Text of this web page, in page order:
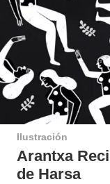
Ilustración
Arantxa
de Harsa